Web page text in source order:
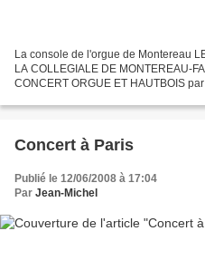
La console de l'orgue de Montereau
LA COLLEGIALE DE MONTEREAU-
CONCERT ORGUE ET HAUTBOIS
Concert à Paris
Publié le 12/06/2008 à 17:04
Par Jean-Michel